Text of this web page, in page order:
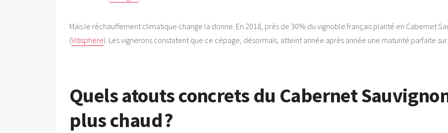
Mais le réchauffement climatique change la donne. En 2018, près de 30% du vignoble français planté en Cabernet
(Vitisphere). Les vignerons constatent que ce cépage, désormais, atteint année après année une maturité parfaite
Quels atouts concrets du Cabernet
plus chaud ?